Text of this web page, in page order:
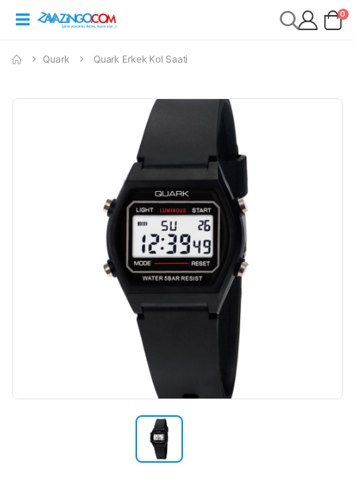
0
Quark Quark Erkek Kol Saati